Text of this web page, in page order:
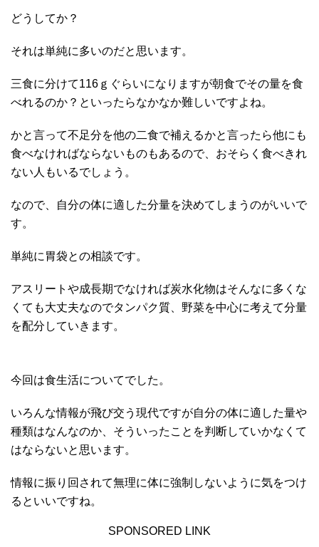
どうしてか？
それは単純に多いのだと思います。
三食に分けて116ｇぐらいになりますが朝食でその量を食
べれるのか？といったらなかなか難しいですよね。
かと言って不足分を他の二食で補えるかと言ったら他にも
食べなければならないものもあるので、おそらく食べきれ
ない人もいるでしょう。
なので、自分の体に適した分量を決めてしまうのがいいで
す。
単純に胃袋との相談です。
アスリートや成長期でなければ炭水化物はそんなに多くな
くても大丈夫なのでタンパク質、野菜を中心に考えて分量
を配分していきます。
今回は食生活についてでした。
いろんな情報が飛び交う現代ですが自分の体に適した量や
種類はなんなのか、そういったことを判断していかなくて
はならないと思います。
情報に振り回されて無理に体に強制しないように気をつけ
るといいですね。
SPONSORED LINK